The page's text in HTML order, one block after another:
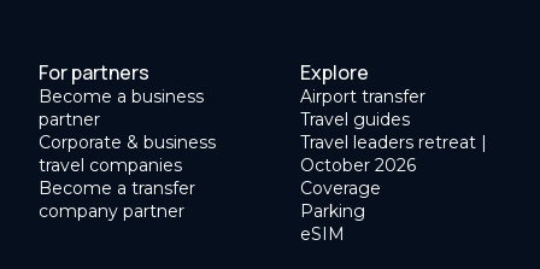
For partners
Become a business
partner
Corporate & business
travel companies
Become a transfer
company partner
Explore
Airport transfer
Travel guides
Travel leaders retreat |
October 2026
Coverage
Parking
eSIM